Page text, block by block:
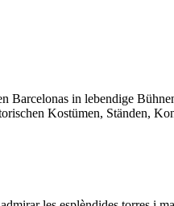
in lebendige
Kostümen, Ständen,